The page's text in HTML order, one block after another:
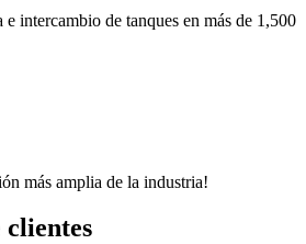
e intercambio de tanques en más de 1,500
más amplia de la industria!
clientes